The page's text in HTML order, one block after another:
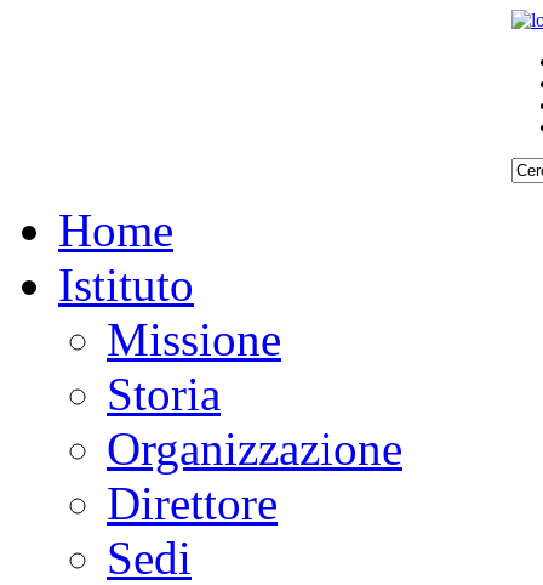
Home
Istituto
Missione
Storia
Organizzazione
Direttore
Sedi